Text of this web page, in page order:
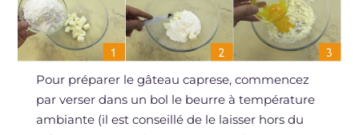
Pour préparer le gâteau caprese, commencez
par verser dans un bol le beurre à température
ambiante (il est conseillé de le laisser hors du